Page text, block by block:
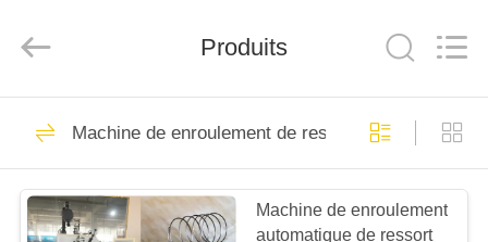
MAISON
PRODUITS
Co.,
machine de ressort
de commande
225
Produits
Machine de enroulement de ressort
Machine de enroulement
automatique de ressort